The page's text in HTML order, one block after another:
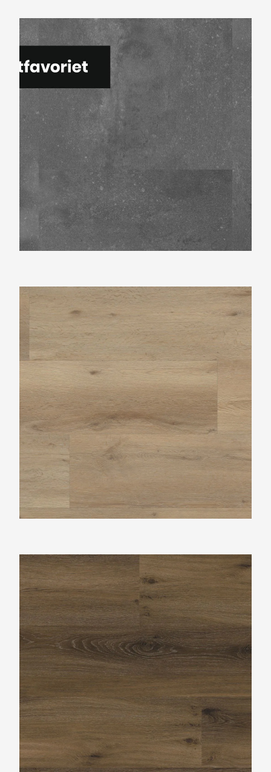
Montinique Beton Design M-38214
Ambiant Vivero Natural Oak
Ambiant Avanto Warm Brown